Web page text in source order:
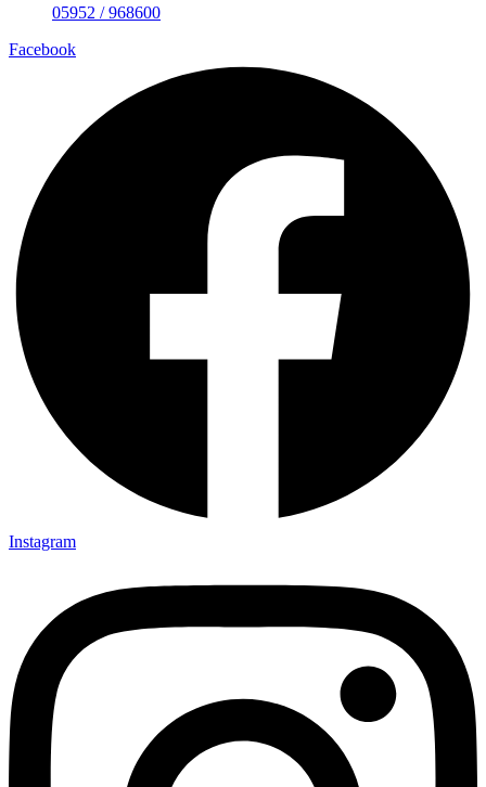
05952 / 968600
Facebook
Instagram